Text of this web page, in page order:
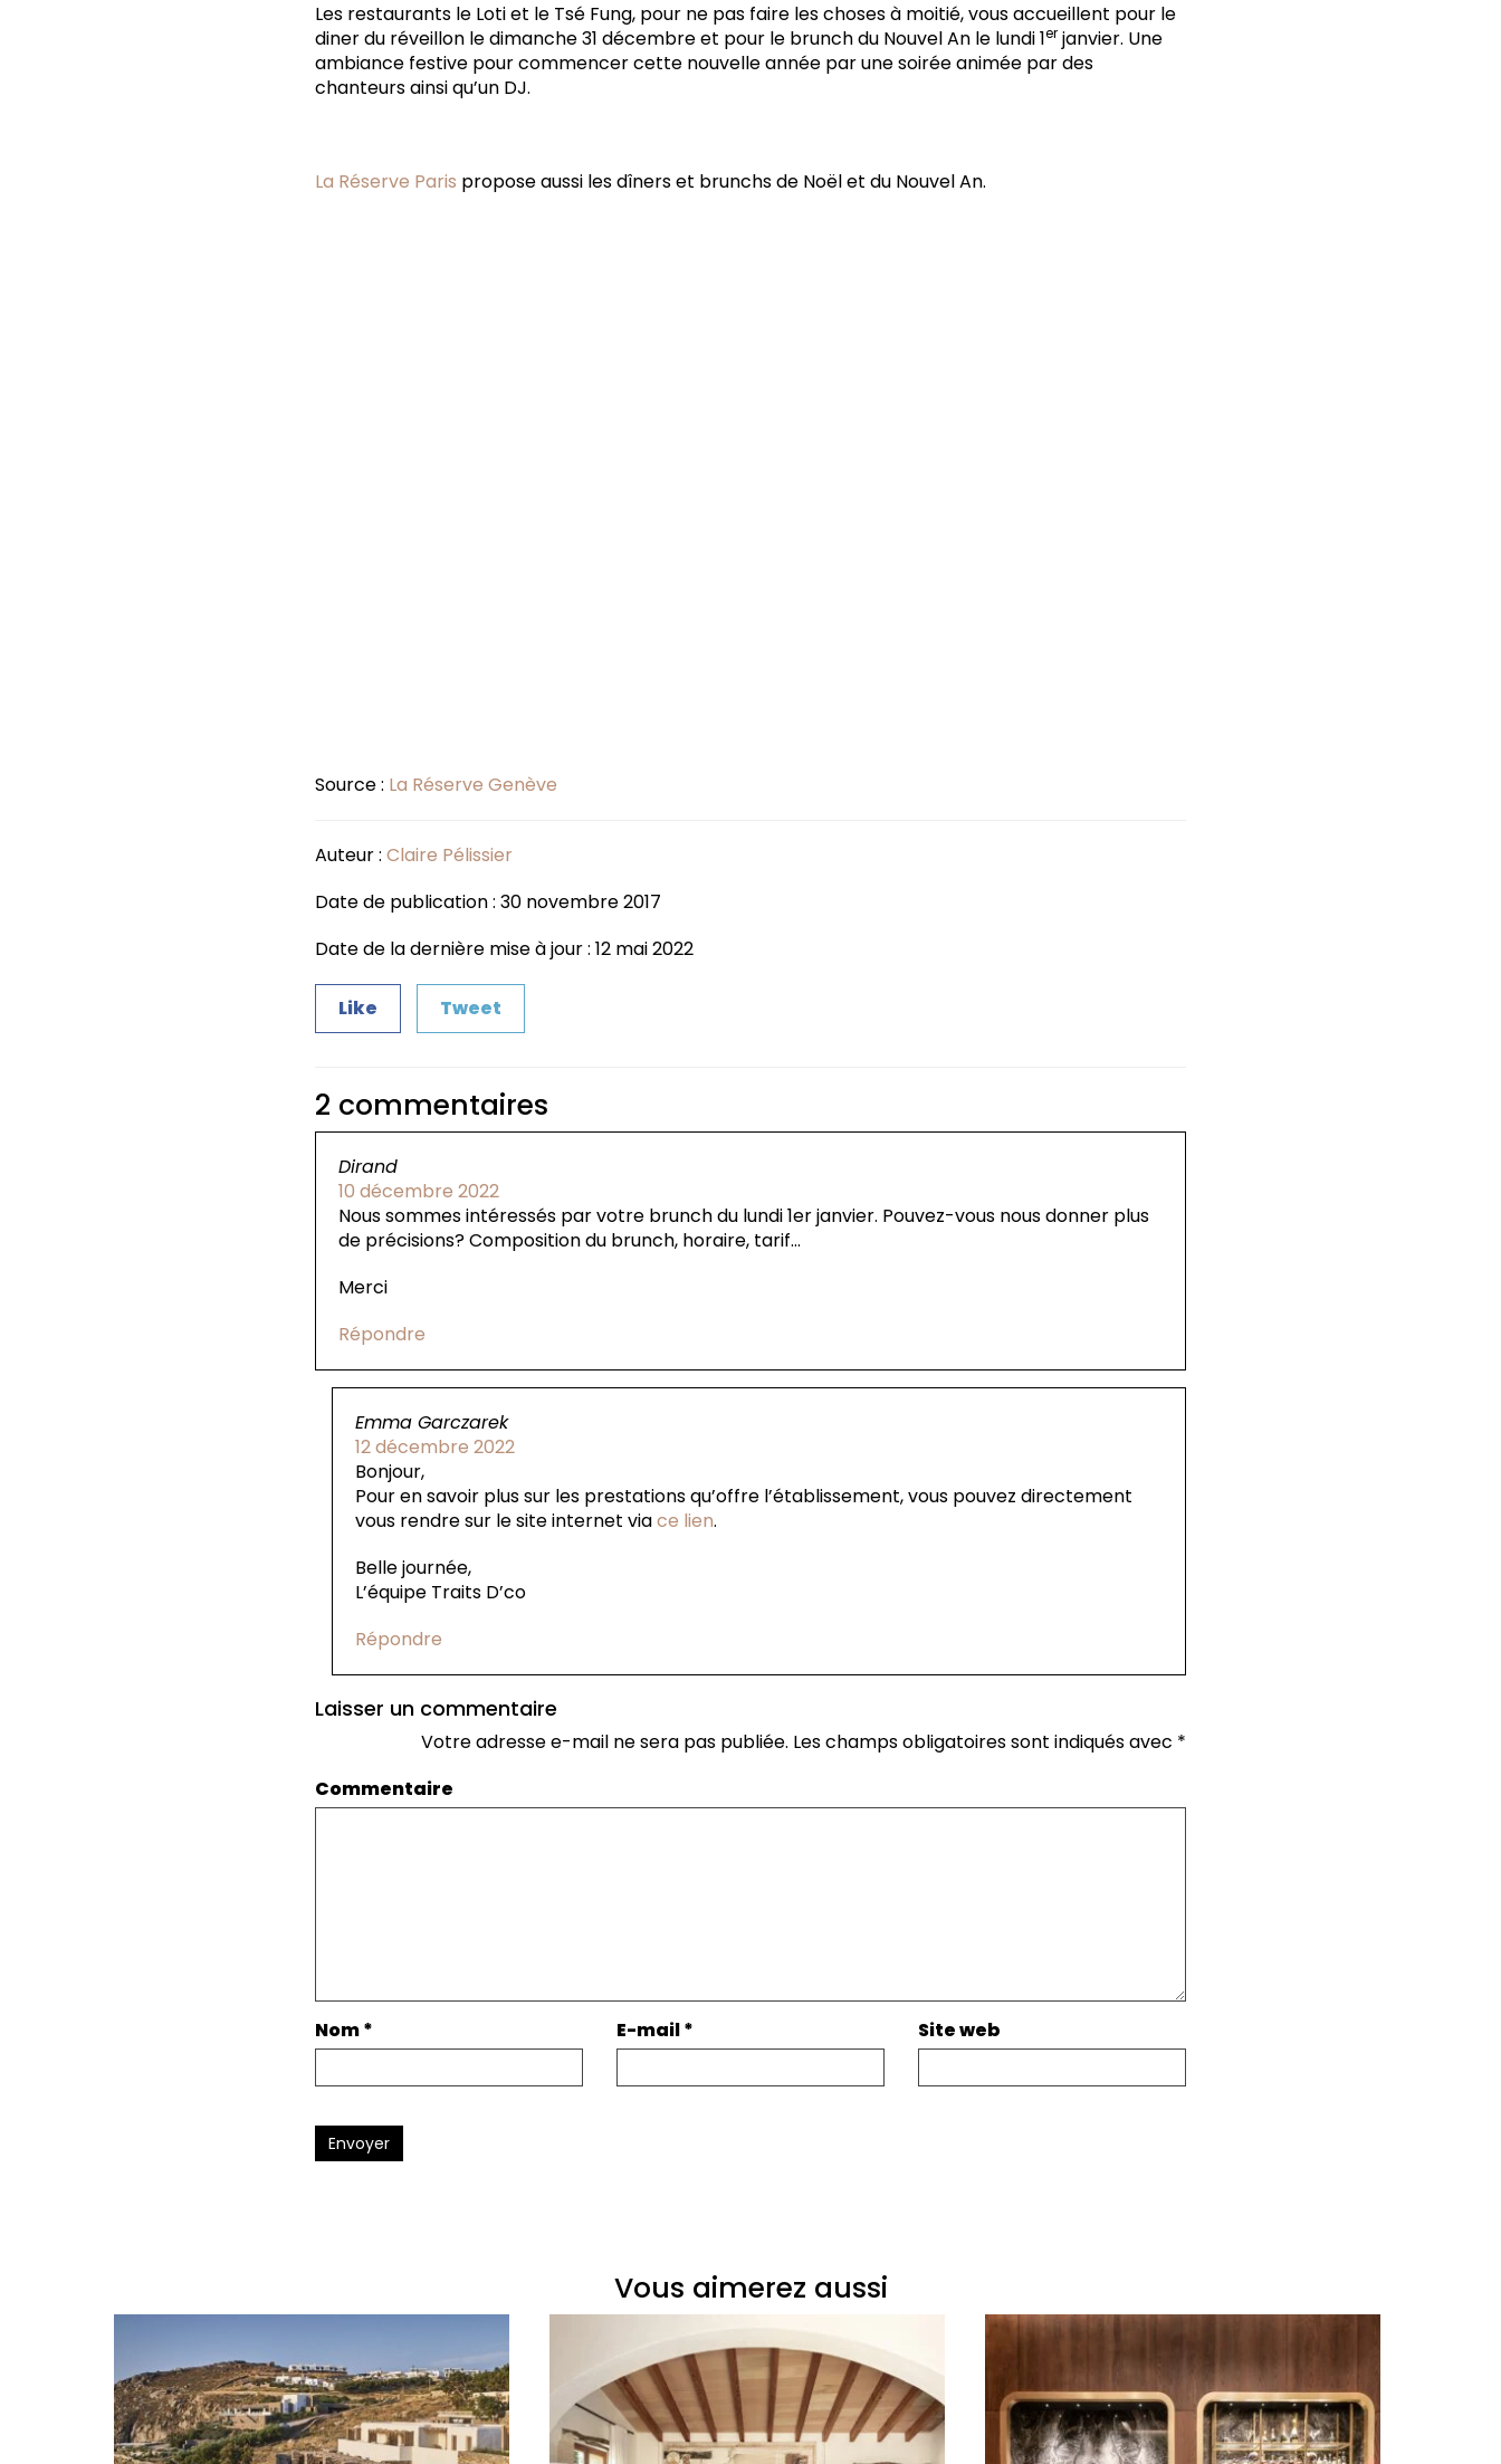
Les restaurants le Loti et le Tsé Fung, pour ne pas faire les choses à moitié, vous accueillent pour le
diner du réveillon le dimanche 31 décembre et pour le brunch du Nouvel An le lundi 1er janvier. Une
ambiance festive pour commencer cette nouvelle année par une soirée animée par des
chanteurs ainsi qu’un DJ.
La Réserve Paris propose aussi les dîners et brunchs de Noël et du Nouvel An.
Source : La Réserve Genève
Auteur : Claire Pélissier
Date de publication : 30 novembre 2017
Date de la dernière mise à jour : 12 mai 2022
Like Tweet
2 commentaires
Dirand
10 décembre 2022
Nous sommes intéressés par votre brunch du lundi 1er janvier. Pouvez-vous nous donner plus
de précisions? Composition du brunch, horaire, tarif…
Merci
Répondre
Emma Garczarek
12 décembre 2022
Bonjour,
Pour en savoir plus sur les prestations qu’offre l’établissement, vous pouvez directement
vous rendre sur le site internet viace lien.
Belle journée,
L’équipe Traits D’co
Répondre
Laisser un commentaire
Votre adresse e-mail ne sera pas publiée. Les champs obligatoires sont indiqués avec *
Commentaire
Nom* E-mail* Site web
Envoyer
Vous aimerez aussi